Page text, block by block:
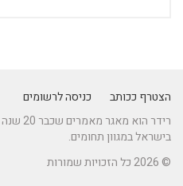
הצטרף ככותב
כניסה לרשומים
רידר
בישראל במגוון תחומים.
© 2026 כל הזכויות שמורות